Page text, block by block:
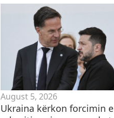
August 5, 2026
Ukraina kërkon forcimin e